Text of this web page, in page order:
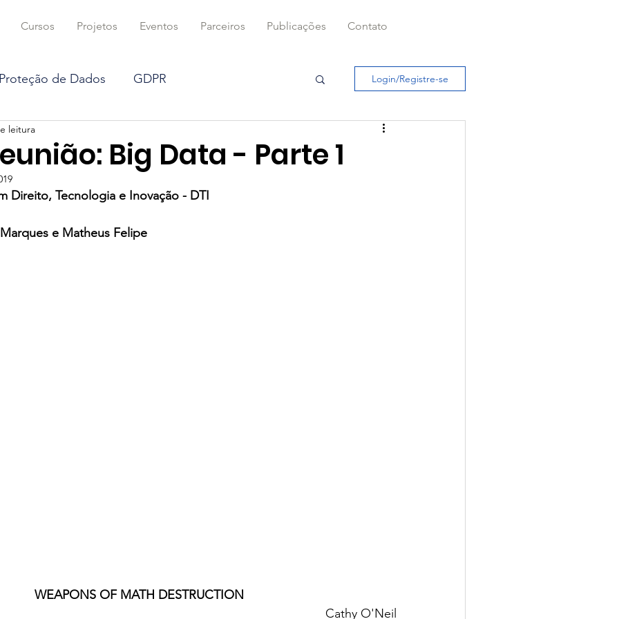
Cursos Projetos Eventos Parceiros Publicações Contato
de Dados GDPR
na mídia
Blockchain Proteção de dados
Direito Concorrencial
Login/Registre-se
Big Data - Parte 1
leitura
Direito, Tecnologia e Inovação - DTI
e Matheus Felipe
WEAPONS OF MATH DESTRUCTION
Cathy O'Neil